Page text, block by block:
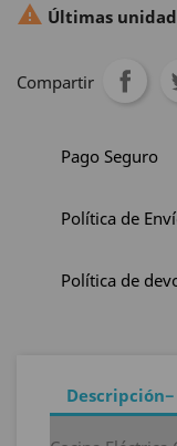
 Últimas
Compartir
Pago Seguro
Política de
Política de
Descripción